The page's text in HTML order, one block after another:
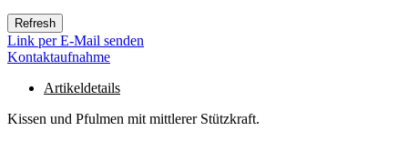
Link per E-Mail senden
Kontaktaufnahme
Artikeldetails
Kissen und Pfulmen mit mittlerer Stützkraft.